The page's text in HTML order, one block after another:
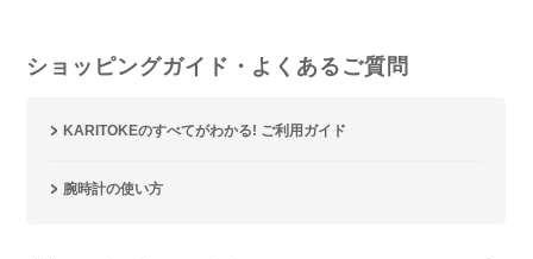
ショッピングガイド・よくあるご質問
KARITOKEのすべてがわかる! ご利用ガイド
腕時計の使い方